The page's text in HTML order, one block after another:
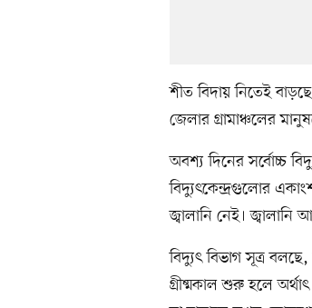
শীত বিদায় নিতেই
জেলার গ্রামাঞ্চলের
অবশ্য দিনের সর্বোচ্চ
বিদ্যুৎকেন্দ্রগুলোর
জ্বালানি নেই।
বিদ্যুৎ বিভাগ সূত্র
গ্রীষ্মকাল শুরু হলে